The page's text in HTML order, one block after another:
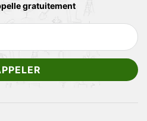
gratuitement